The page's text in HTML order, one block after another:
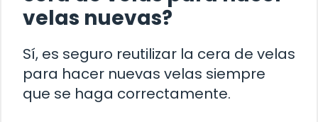
velas nuevas?
Sí, es seguro reutilizar la cera de velas
para hacer nuevas velas siempre
que se haga correctamente.